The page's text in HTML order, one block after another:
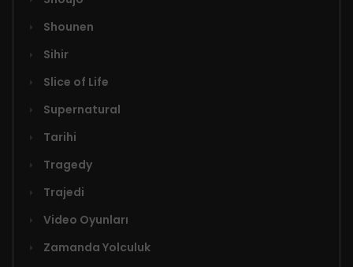
Shounen
Sihir
Slice of Life
Supernatural
Tarihi
Tragedy
Trajedi
Video Oyunları
Zamanda Yolculuk